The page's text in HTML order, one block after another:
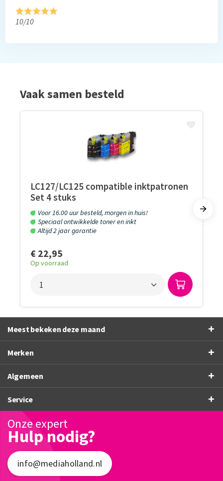
10/10
Vaak samen besteld
LC127/LC125 compatible inktpatronen
Set 4 stuks
Voor 16.00 uur besteld, morgen in huis!
Speciaal ontwikkelde toner en inkt
Altijd 2 jaar garantie
€ 22,95
Op voorraad
Meest bekeken deze maand
Merken
Algemeen
Service
Onze expert
Hulp nodig?
info@mediaholland.nl